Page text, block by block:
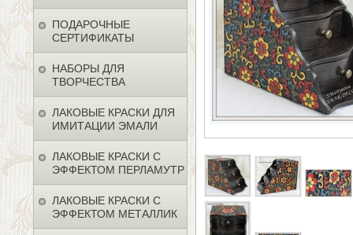
ПОДАРОЧНЫЕ
СЕРТИФИКАТЫ
НАБОРЫ ДЛЯ
ТВОРЧЕСТВА
ЛАКОВЫЕ КРАСКИ ДЛЯ
ИМИТАЦИИ ЭМАЛИ
ЛАКОВЫЕ КРАСКИ С
ЭФФЕКТОМ ПЕРЛАМУТР
ЛАКОВЫЕ КРАСКИ С
ЭФФЕКТОМ МЕТАЛЛИК